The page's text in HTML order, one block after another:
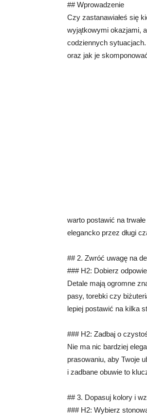
## Wprowadzenie
Czy zastanawiałeś się
wyjątkowymi okazjami,
codziennych
oraz jak je
warto postawić na
elegancko przez długi
## 2. Zwróć uwagę na
### H2: Dobierz
Detale mają ogromne
pasy, torebki czy
lepiej postawić na kilka
### H2: Zadbaj o
Nie ma nic bardziej
prasowaniu, aby Twoje
i zadbane obuwie to
## 3. Dopasuj kolory i
### H2: Wybierz